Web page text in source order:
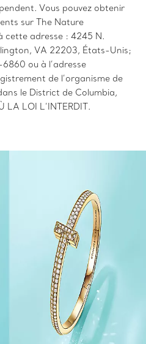
Vous pouvez obtenir
sur The Nature
cette adresse : 4245 N.
VA 22203, États-Unis;
ou à l’adresse
de l’organisme de
le District de Columbia,
LOI L’INTERDIT.